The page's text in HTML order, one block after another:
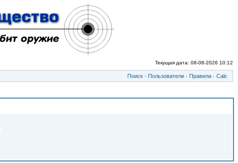
Текущая дата: 08-08-2026 10:12
Поиск · Пользователи · Правила · Calc